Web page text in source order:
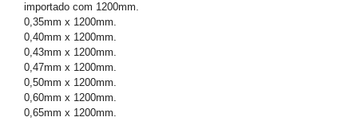
importado com 1200mm.
0,35mm x 1200mm.
0,40mm x 1200mm.
0,43mm x 1200mm.
0,47mm x 1200mm.
0,50mm x 1200mm.
0,60mm x 1200mm.
0,65mm x 1200mm.